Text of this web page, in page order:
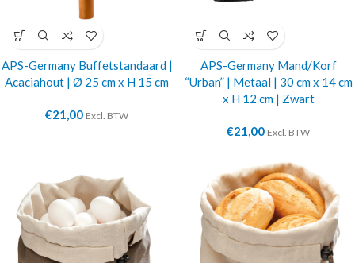
APS-Germany Buffetstandaard |
Acaciahout | Ø 25 cm x H 15 cm
€21,00 Excl. BTW
APS-Germany Mand/Korf
“Urban” | Metaal | 30 cm x 14 cm
x H 12 cm | Zwart
€21,00 Excl. BTW